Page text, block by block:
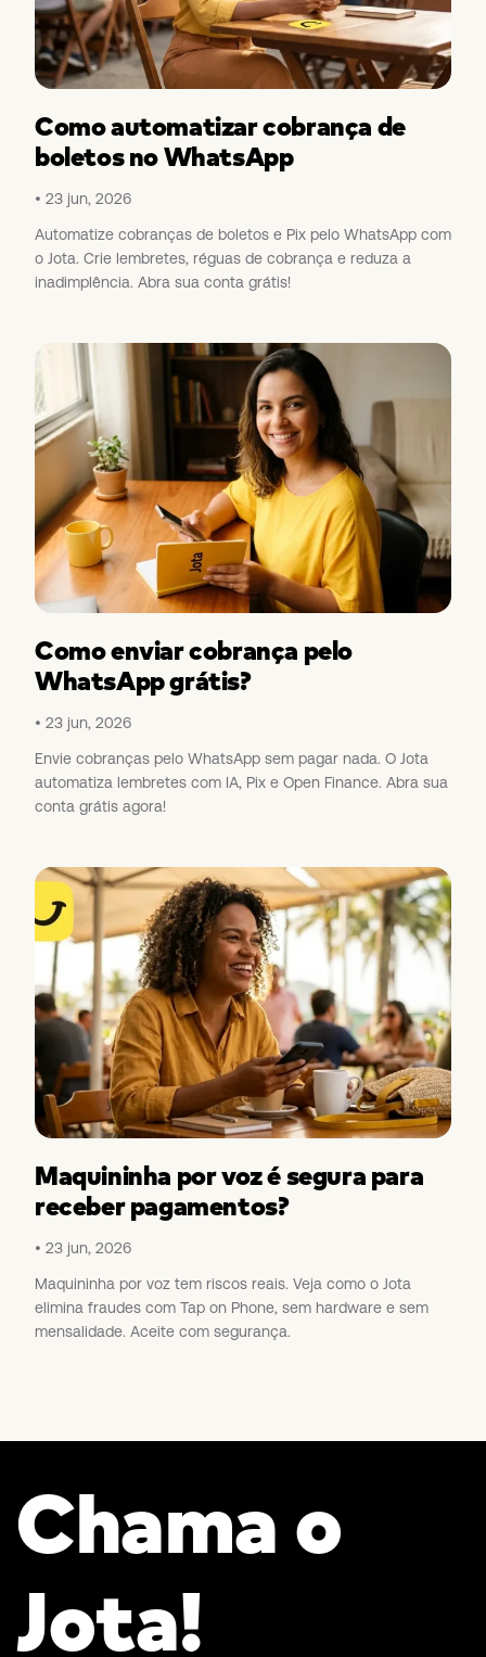
Como automatizar cobrança de
boletos no WhatsApp
23 jun, 2026
Automatize cobranças de boletos e Pix pelo WhatsApp com
o Jota. Crie lembretes, réguas de cobrança e reduza a
inadimplência. Abra sua conta grátis!
Como enviar cobrança pelo
WhatsApp grátis?
23 jun, 2026
Envie cobranças pelo WhatsApp sem pagar nada. O Jota
automatiza lembretes com IA, Pix e Open Finance. Abra sua
conta grátis agora!
Maquininha por voz é segura para
receber pagamentos?
23 jun, 2026
Maquininha por voz tem riscos reais. Veja como o Jota
elimina fraudes com Tap on Phone, sem hardware e sem
mensalidade. Aceite com segurança.
Chama o
Jota!